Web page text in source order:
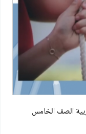
الصف الخامس